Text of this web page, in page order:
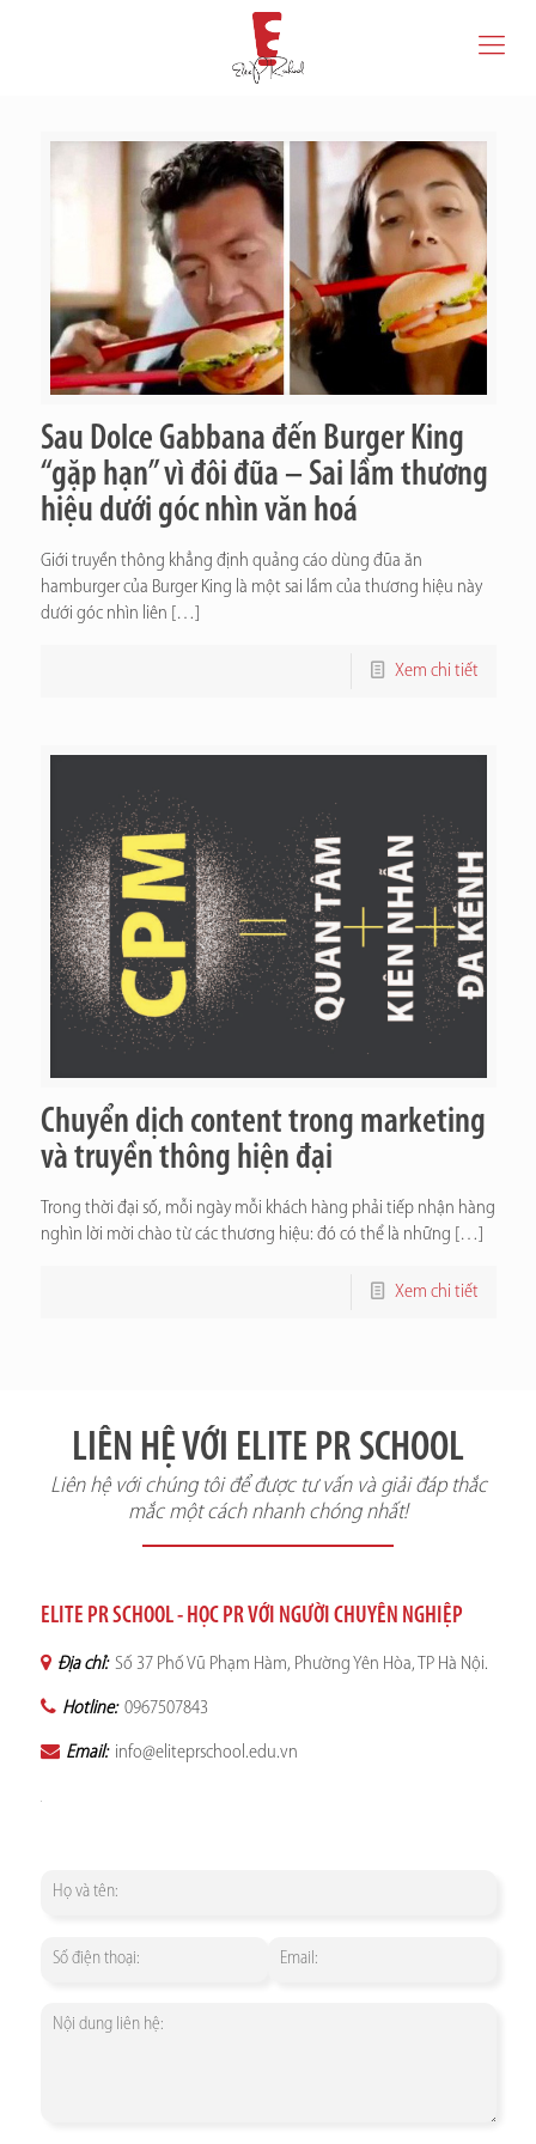
Sau Dolce Gabbana đến Burger King
“gặp hạn” vì đôi đũa – Sai lầm thương
hiệu dưới góc nhìn văn hoá
Giới truyền thông khẳng định quảng cáo dùng đũa ăn
hamburger của Burger King là một sai lầm của thương hiệu này
dưới góc nhìn liên […]
Xem chi tiết
Chuyển dịch content trong marketing
và truyền thông hiện đại
Trong thời đại số, mỗi ngày mỗi khách hàng phải tiếp nhận hàng
nghìn lời mời chào từ các thương hiệu: đó có thể là những […]
Xem chi tiết
LIÊN HỆ VỚI ELITE PR SCHOOL
Liên hệ với chúng tôi để được tư vấn và giải đáp thắc
mắc một cách nhanh chóng nhất!
ELITE PR SCHOOL - HỌC PR VỚI NGƯỜI CHUYÊN NGHIỆP
Địa chỉ: Số 37 Phố Vũ Phạm Hàm, Phường Yên Hòa, TP Hà Nội.
Hotline: 0967507843
Email: info@eliteprschool.edu.vn